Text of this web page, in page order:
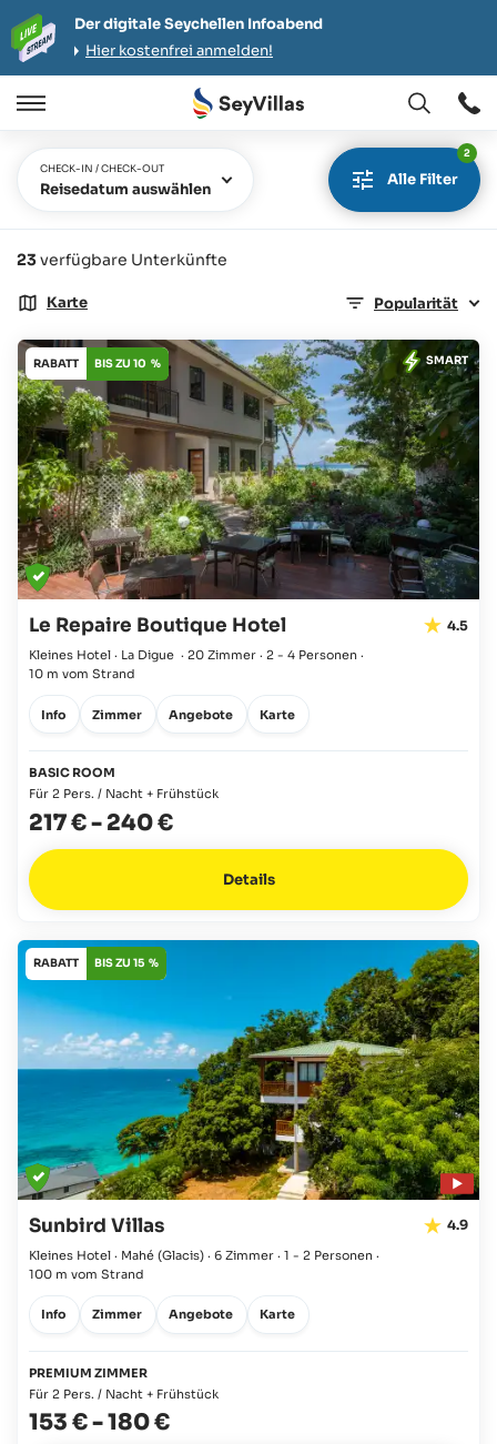
Der digitale Seychellen Infoabend
Hier kostenfrei anmelden!
Schließen
Öffnen
CHECK-IN / CHECK-OUT
Reisedatum auswählen Alle Filter
2
23verfügbare Unterkünfte
Karte Popularität
RABATT BIS ZU 10 % SMART
Le Repaire Boutique Hotel 4.5
Kleines Hotel · La Digue · 20 Zimmer · 2 - 4 Personen ·
10 m vom Strand
Info Zimmer Angebote Karte
BASIC ROOM
Für 2 Pers. / Nacht + Frühstück
217 €- 240 €
Details
RABATT BIS ZU 15 %
Sunbird Villas 4.9
Kleines Hotel · Mahé (Glacis) · 6 Zimmer · 1 - 2 Personen ·
100 m vom Strand
Info Zimmer Angebote Karte
PREMIUM ZIMMER
Für 2 Pers. / Nacht + Frühstück
153 €-180 €